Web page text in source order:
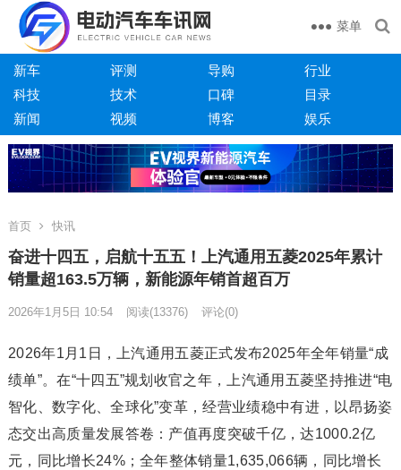
菜单
新车 评测 导购
行业
科技
技术 口碑
目录
新闻
视频 博客 娱乐
首页 快讯
奋进十四五，启航十五五！上汽通用五菱2025年累计
销量超163.5万辆，新能源年销首超百万
2026年1月5日 10:54 阅读(13376) 评论(0)
2026年1月1日，上汽通用五菱正式发布2025年全年销量“成
绩单”。在“十四五”规划收官之年，上汽通用五菱坚持推进“电
智化、数字化、全球化”变革，经营业绩稳中有进，以昂扬姿
态交出高质量发展答卷：产值再度突破千亿，达1000.2亿
元，同比增长24%；全年整体销量1,635,066辆，同比增长